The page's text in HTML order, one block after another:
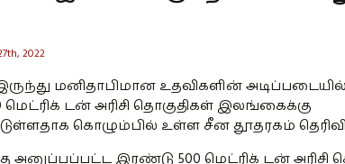
2022
மனிதாபிமான உதவிகளின்
மெட்ரிக் டன் அரிசி தொகுதிகள் இலங்கைக்கு
கொழும்பில் உள்ள சீன தூதரகம்
இரண்டு 500 மெட்ரிக் டன் அரிசி